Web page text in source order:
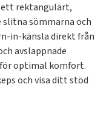
ett rektangulärt,
sömmarna och
in-känsla direkt från
avslappnade
optimal komfort.
och visa ditt stöd